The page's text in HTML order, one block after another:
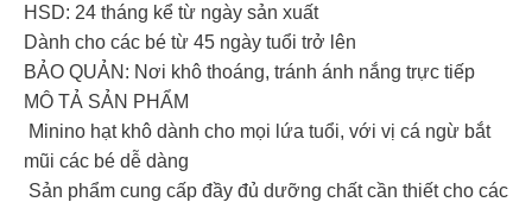
HSD: 24 tháng kể từ ngày sản xuất
Dành cho các bé từ 45 ngày tuổi trở lên
BẢO QUẢN: Nơi khô thoáng, tránh ánh nắng trực tiếp
MÔ TẢ SẢN PHẨM
Minino hạt khô dành cho mọi lứa tuổi, với vị cá ngừ bắt
mũi các bé dễ dàng
Sản phẩm cung cấp đầy đủ dưỡng chất cần thiết cho các